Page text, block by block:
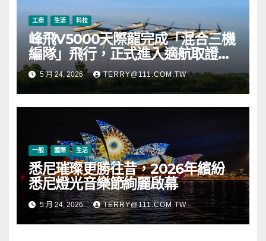
工商 生活 科技
峰飛V5000天際龍完成「混合三機
編隊」飛行，正式進入適航取證階
段5 月 24, 2026 TERRY@111.COM.TW
一般 國際 生活
悉尼璀璨更勝往昔，2026年繽紛
悉尼燈光音樂節絢麗啟幕
5 月 24, 2026 TERRY@111.COM.TW